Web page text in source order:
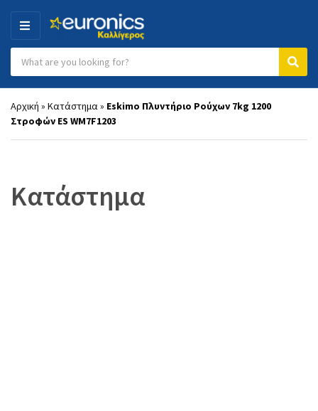
MENU
Category name
Αρχική » Κατάστημα» Eskimo Πλυντήριο Ρούχων 7kg 1200
Στροφών ES WM7F1203
Κατάστημα